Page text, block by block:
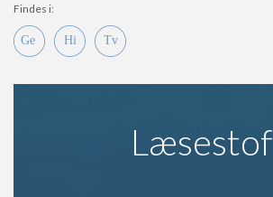
Findes i:
Læsestof